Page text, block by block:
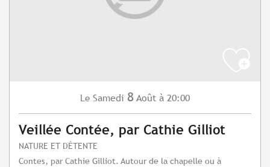
Le Samedi 8 Août à 20:00
Veillée Contée, par Cathie Gilliot
NATURE ET DÉTENTE
Contes, par Cathie Gilliot. Autour de la chapelle ou à